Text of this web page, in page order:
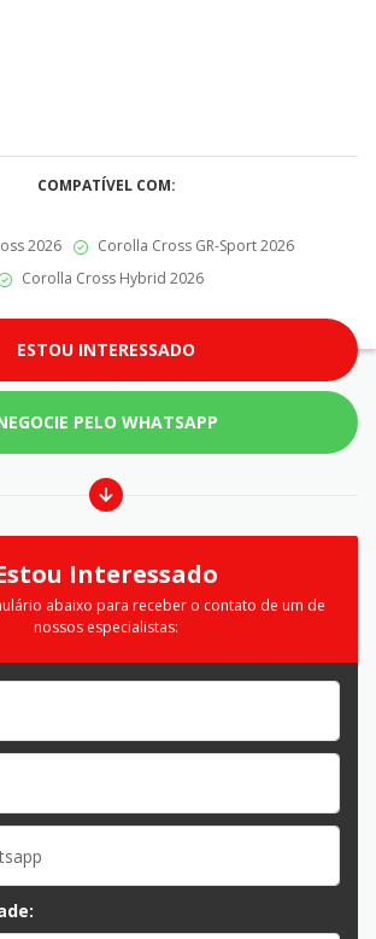
COMPATÍVEL COM:
2026
Corolla Cross GR-Sport 2026
Corolla Cross Hybrid 2026
ESTOU INTERESSADO
PELO WHATSAPP
Interessado
abaixo para receber o contato de um de
nossos especialistas: